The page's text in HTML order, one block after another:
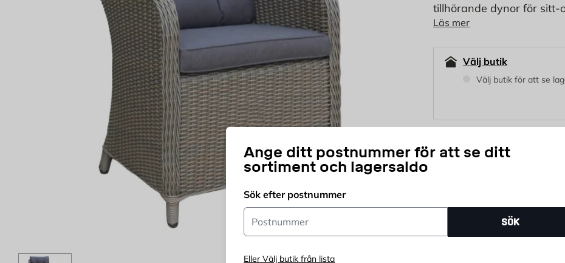
Ange ditt postnummer för att se ditt
sortiment och lagersaldo
Sök efter postnummer
Postnummer
SÖK
Eller Välj butik från lista
tillhörande dynor för sitt-
balkongen, terrassen,
Läs mer
Välj butik
Välj butik för att se
1 899 KR
Antal
Snabb leverans Köp